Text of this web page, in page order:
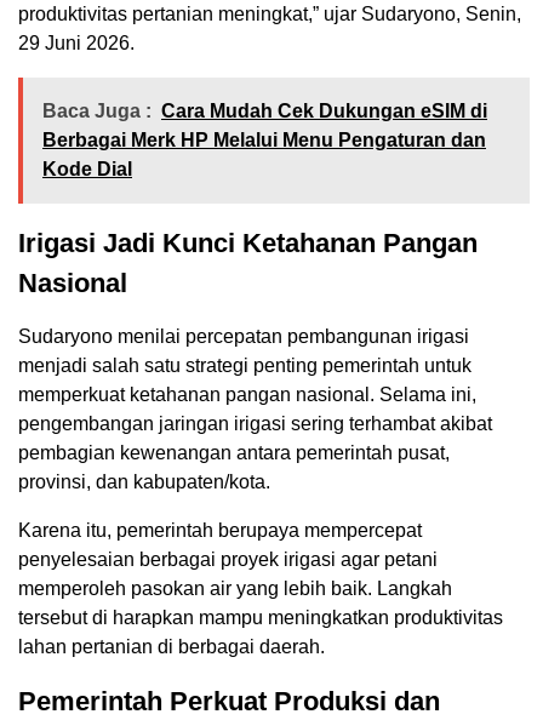
produktivitas pertanian meningkat,” ujar Sudaryono, Senin,
29 Juni 2026.
Baca Juga : Cara Mudah Cek Dukungan eSIM di
Berbagai Merk HP Melalui Menu Pengaturan dan
Kode Dial
Irigasi Jadi Kunci Ketahanan Pangan
Nasional
Sudaryono menilai percepatan pembangunan irigasi
menjadi salah satu strategi penting pemerintah untuk
memperkuat ketahanan pangan nasional. Selama ini,
pengembangan jaringan irigasi sering terhambat akibat
pembagian kewenangan antara pemerintah pusat,
provinsi, dan kabupaten/kota.
Karena itu, pemerintah berupaya mempercepat
penyelesaian berbagai proyek irigasi agar petani
memperoleh pasokan air yang lebih baik. Langkah
tersebut di harapkan mampu meningkatkan produktivitas
lahan pertanian di berbagai daerah.
Pemerintah Perkuat Produksi dan